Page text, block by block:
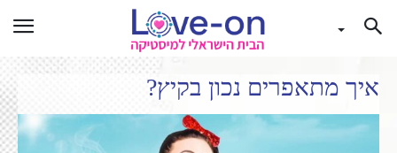
איך מתאפרים נכון בקיץ?